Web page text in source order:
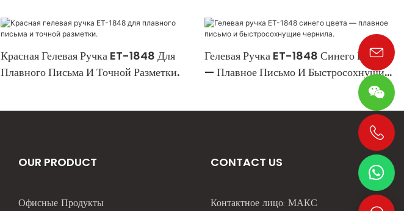
Красная Гелевая Ручка ET-1848 Для
Плавного Письма И Точной Разметки.
Гелевая Ручка ET-1848 Синего Цвета
— Плавное Письмо И Быстросохнущие
OUR PRODUCT
Офисные Продукты
CONTACT US
Контактное лицо: МАКС